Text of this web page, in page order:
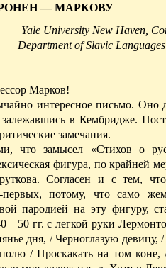
— МАРКОВУ
Yale University New Haven,
Department of Slavic
Марков!
интересное письмо. Оно
в Кембридже.
замечания.
что замысел «Стихов о
фигура, по крайней
Согласен и с тем,
первых, потому, что само
пародией на эту фигуру,
гг. с легкой руки
дня, / Черноглазую девицу,
/ Проскакать на том коне,